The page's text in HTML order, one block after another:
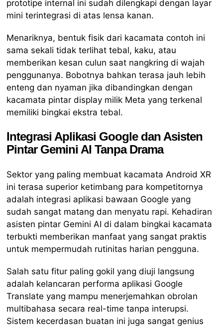
prototipe internal ini sudah dilengkapi dengan layar
mini terintegrasi di atas lensa kanan.
Menariknya, bentuk fisik dari kacamata contoh ini
sama sekali tidak terlihat tebal, kaku, atau
memberikan kesan culun saat nangkring di wajah
penggunanya. Bobotnya bahkan terasa jauh lebih
enteng dan nyaman jika dibandingkan dengan
kacamata pintar display milik Meta yang terkenal
memiliki bingkai ekstra tebal.
Integrasi Aplikasi Google dan Asisten
Pintar Gemini AI Tanpa Drama
Sektor yang paling membuat kacamata Android XR
ini terasa superior ketimbang para kompetitornya
adalah integrasi aplikasi bawaan Google yang
sudah sangat matang dan menyatu rapi. Kehadiran
asisten pintar Gemini AI di dalam bingkai kacamata
terbukti memberikan manfaat yang sangat praktis
untuk mempermudah rutinitas harian pengguna.
Salah satu fitur paling gokil yang diuji langsung
adalah kelancaran performa aplikasi Google
Translate yang mampu menerjemahkan obrolan
multibahasa secara real-time tanpa interupsi.
Sistem kecerdasan buatan ini juga sangat genius